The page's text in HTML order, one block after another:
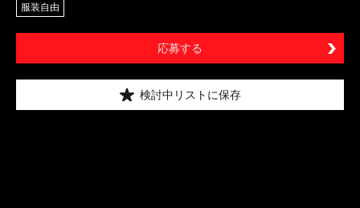
服装自由
応募する
検討中リストに保存